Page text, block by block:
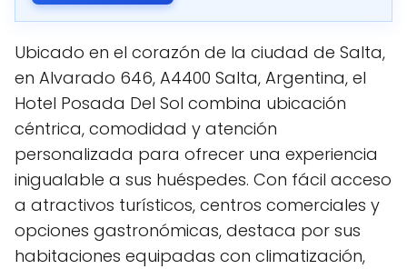
Ubicado en el corazón de la ciudad de Salta,
en Alvarado 646, A4400 Salta, Argentina, el
Hotel Posada Del Sol combina ubicación
céntrica, comodidad y atención
personalizada para ofrecer una experiencia
inigualable a sus huéspedes. Con fácil acceso
a atractivos turísticos, centros comerciales y
opciones gastronómicas, destaca por sus
habitaciones equipadas con climatización,